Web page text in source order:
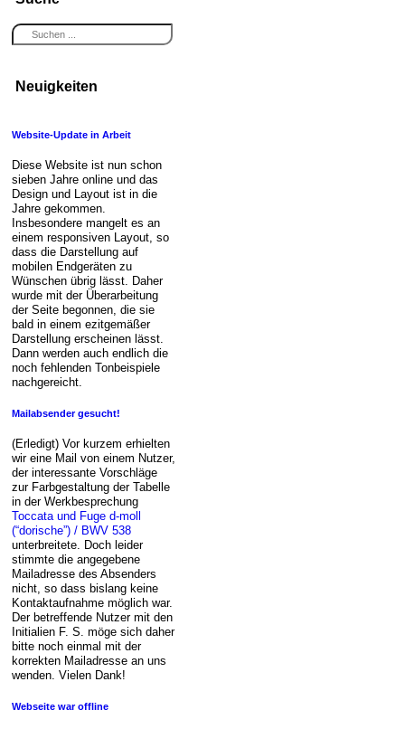
Neuigkeiten
Website-Update in Arbeit
Diese Website ist nun schon
sieben Jahre online und das
Design und Layout ist in die
Jahre gekommen.
Insbesondere mangelt es an
einem responsiven Layout, so
dass die Darstellung auf
mobilen Endgeräten zu
Wünschen übrig lässt. Daher
wurde mit der Überarbeitung
der Seite begonnen, die sie
bald in einem ezitgemäßer
Darstellung erscheinen lässt.
Dann werden auch endlich die
noch fehlenden Tonbeispiele
nachgereicht.
Mailabsender gesucht!
(Erledigt) Vor kurzem erhielten
wir eine Mail von einem Nutzer,
der interessante Vorschläge
zur Farbgestaltung der Tabelle
in der Werkbesprechung
Toccata und Fuge d-moll
(“dorische”) / BWV 538
unterbreitete. Doch leider
stimmte die angegebene
Mailadresse des Absenders
nicht, so dass bislang keine
Kontaktaufnahme möglich war.
Der betreffende Nutzer mit den
Initialien F. S. möge sich daher
bitte noch einmal mit der
korrekten Mailadresse an uns
wenden. Vielen Dank!
Webseite war offline